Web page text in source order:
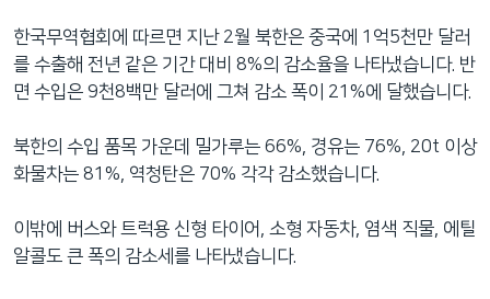
등
한국무역협회에 따르면 지난 2월 북한은 중국에 1억5천만 달러
를 수출해 전년 같은 기간 대비 8%의 감소율을 나타냈습니다. 반
면 수입은 9천8백만 달러에 그쳐 감소 폭이 21%에 달했습니다.
북한의 수입 품목 가운데 밀가루는 66%, 경유는 76%, 20t 이상
화물차는 81%, 역청탄은 70% 각각 감소했습니다.
이밖에 버스와 트럭용 신형 타이어, 소형 자동차, 염색 직물, 에틸
알콜도 큰 폭의 감소세를 나타냈습니다.